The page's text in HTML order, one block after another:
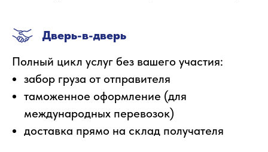
Дверь-в-дверь
Полный цикл услуг без вашего участия:
забор груза от отправителя
таможенное оформление (для
международных перевозок)
доставка прямо на склад получателя